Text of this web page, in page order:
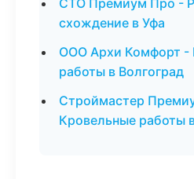
СТО Премиум Про -
схождение в Уфа
ООО Архи Комфорт -
работы в Волгоград
Строймастер
Кровельные работы